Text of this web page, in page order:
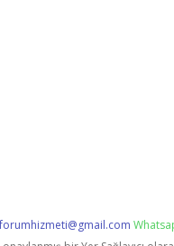
forumhizmeti@gmail.com